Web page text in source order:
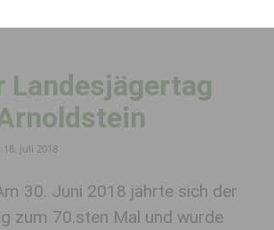
Landesjägertag
18. Juli 2018
30. Juni 2018 jährte sich der
zum 70.sten Mal und wurde